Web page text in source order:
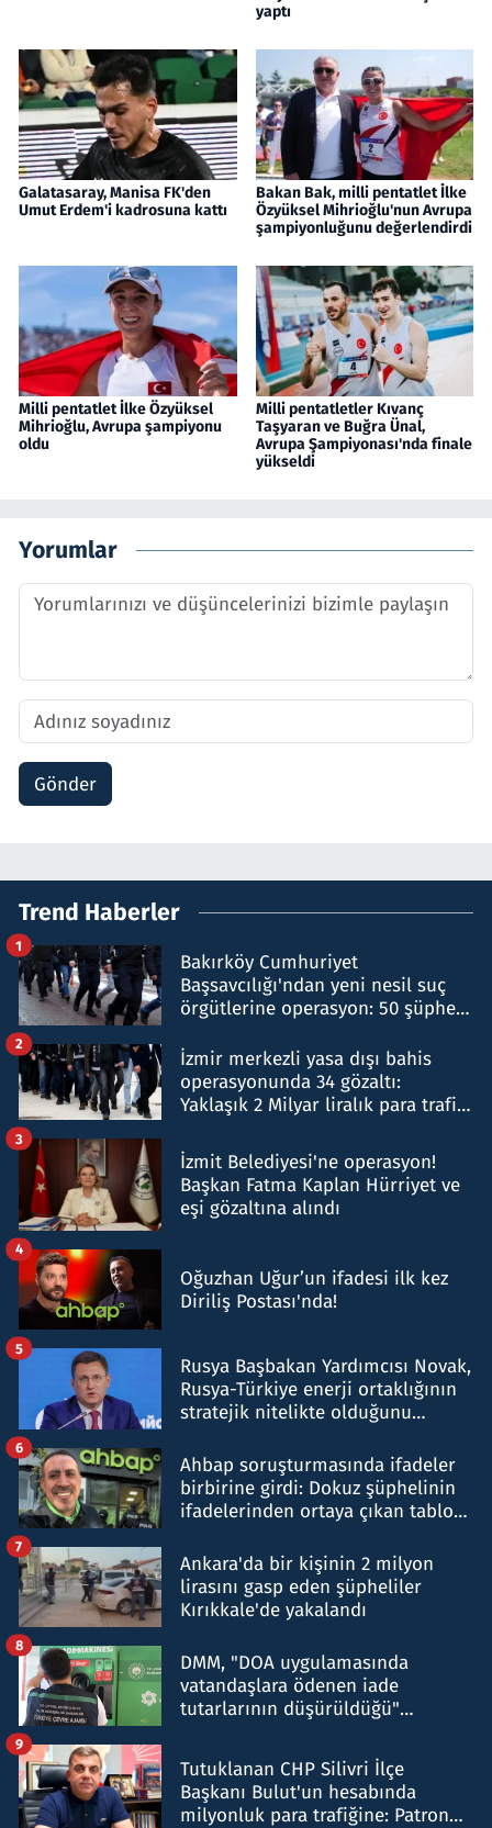
yaptı
Galatasaray, Manisa FK'den
Umut Erdem'i kadrosuna kattı
Bakan Bak, milli pentatlet İlke
Özyüksel Mihrioğlu'nun Avrupa
şampiyonluğunu değerlendirdi
Milli pentatlet İlke Özyüksel
Mihrioğlu, Avrupa şampiyonu
oldu
Milli pentatletler Kıvanç
Taşyaran ve Buğra Ünal,
Avrupa Şampiyonası'nda finale
yükseldi
Yorumlar
Gönder
Trend Haberler
Bakırköy Cumhuriyet
Başsavcılığı'ndan yeni nesil suç
örgütlerine operasyon: 50 şüpheli
1
İzmir merkezli yasa dışı bahis
operasyonunda 34 gözaltı:
Yaklaşık 2 Milyar liralık para trafiği
2
İzmit Belediyesi'ne operasyon!
Başkan Fatma Kaplan Hürriyet ve
eşi gözaltına alındı
3
Oğuzhan Uğur’un ifadesi ilk kez
Diriliş Postası'nda!
4
Rusya Başbakan Yardımcısı Novak,
Rusya-Türkiye enerji ortaklığının
stratejik nitelikte olduğunu
5
Ahbap soruşturmasında ifadeler
birbirine girdi: Dokuz şüphelinin
ifadelerinden ortaya çıkan tablo
6
Ankara'da bir kişinin 2 milyon
lirasını gasp eden şüpheliler
Kırıkkale'de yakalandı
7
DMM, "DOA uygulamasında
vatandaşlara ödenen iade
tutarlarının düşürüldüğü"
8
Tutuklanan CHP Silivri İlçe
Başkanı Bulut'un hesabında
milyonluk para trafiğine: Patron
9